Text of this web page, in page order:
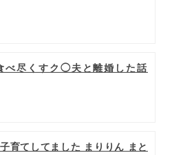
べ尽くすク◯夫と離婚した話
育てしてました まりりん まと